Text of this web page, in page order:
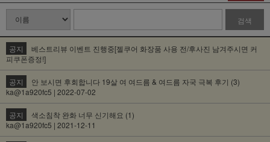
검색
공지
베스트리뷰 이벤트 진행중[젤쿠어 화장품 사용 전/후사진 남겨주시면 커
피쿠폰증정!]
공지
안 보시면 후회합니다 19살 여 여드름 & 여드름 자국 극복 후기 (3)
ka@1a920fc5 | 2022-07-02
공지
색소침착 완화 너무 신기해요 (1)
ka@1a920fc5 | 2021-12-11